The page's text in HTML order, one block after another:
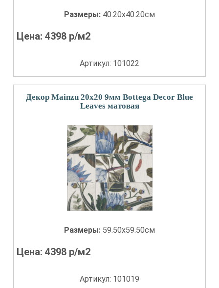
Размеры: 40.20x40.20см
Цена:4398 р/м2
Артикул: 101022
Декор Mainzu 20x20 9мм Bottega Decor Blue
Leaves матовая
Размеры: 59.50x59.50см
Цена:4398 р/м2
Артикул: 101019